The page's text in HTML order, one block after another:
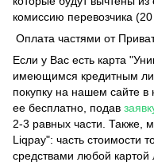
комиссию перевозчика
Оплата частями от
Если у Вас есть карта
имеющимся кредитным
покупку на нашем сайте в
ее бесплатно, подав
2-3 равных части. Также,
Liqpay": часть стоимости
средствами любой